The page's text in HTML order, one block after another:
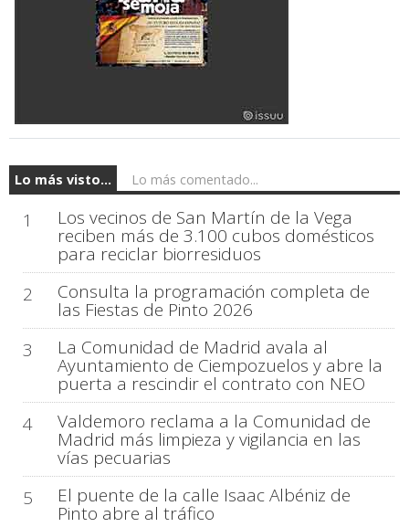
Lo más visto... Lo más comentado...
1 Los vecinos de San Martín de la Vega
reciben más de 3.100 cubos domésticos
para reciclar biorresiduos
2
Consulta la programación completa de
las Fiestas de Pinto 2026
3
La Comunidad de Madrid avala al
Ayuntamiento de Ciempozuelos y abre la
puerta a rescindir el contrato con NEO
4
Valdemoro reclama a la Comunidad de
Madrid más limpieza y vigilancia en las
vías pecuarias
5
El puente de la calle Isaac Albéniz de
Pinto abre al tráfico